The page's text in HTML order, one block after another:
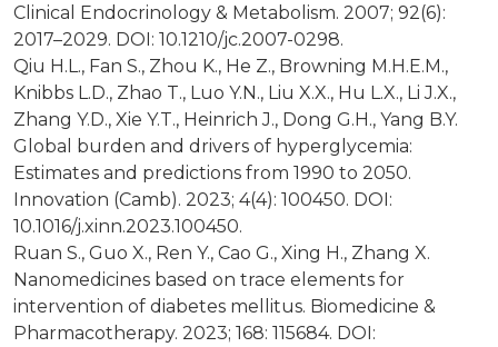
Clinical Endocrinology & Metabolism. 2007; 92(6):
2017–2029. DOI: 10.1210/jc.2007-0298.
Qiu H.L., Fan S., Zhou K., He Z., Browning M.H.E.M.,
Knibbs L.D., Zhao T., Luo Y.N., Liu X.X., Hu L.X., Li J.X.,
Zhang Y.D., Xie Y.T., Heinrich J., Dong G.H., Yang B.Y.
Global burden and drivers of hyperglycemia:
Estimates and predictions from 1990 to 2050.
Innovation (Camb). 2023; 4(4): 100450. DOI:
10.1016/j.xinn.2023.100450.
Ruan S., Guo X., Ren Y., Cao G., Xing H., Zhang X.
Nanomedicines based on trace elements for
intervention of diabetes mellitus. Biomedicine &
Pharmacotherapy. 2023; 168: 115684. DOI: